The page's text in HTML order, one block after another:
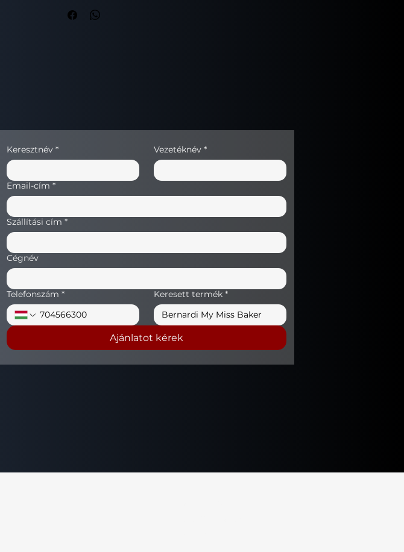
MÉRETEK
Keresztnév * Vezetéknév *
Email-cím *
Szállítási cím *
Cégnév
Telefonszám * Keresett termék *
Ajánlatot kérek